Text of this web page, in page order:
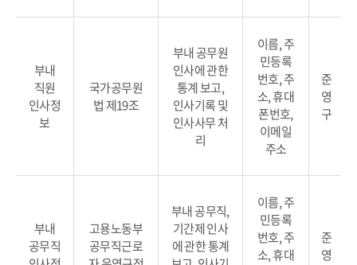
부내
직원
인사정
보
국가공무원
법 제19조
부내 공무원
인사에 관한
통계 보고,
인사기록 및
인사사무 처
리
이름, 주
민등록
번호, 주
소, 휴대
폰번호,
이메일
주소
준
영
구
부내
공무직
고용노동부
공무직근로
부내 공무직,
기간제 인사
에 관한 통계
이름, 주
민등록
번호, 주
소, 휴대
준
영